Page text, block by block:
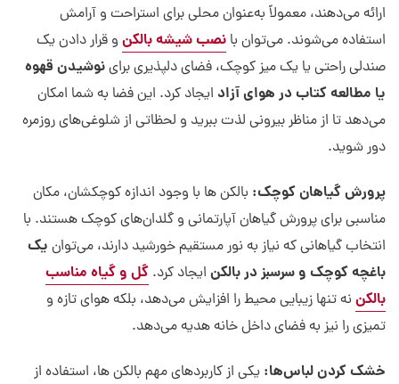
ارائه می‌دهند، معمولاً به‌عنوان محلی برای استراحت و آرامش
استفاده می‌شوند. می‌توان با نصب شیشه بالکن و قرار دادن یک
صندلی راحتی یا یک میز کوچک، فضای دلپذیری براینوشیدن قهوه
یا مطالعه کتاب در هوای آزاد ایجاد کرد. این فضا به شما امکان
می‌دهد تا از مناظر بیرونی لذت ببرید و لحظاتی از شلوغی‌های روزمره
دور شوید.
پرورش گیاهان کوچک: بالکن ها با وجود اندازه کوچکشان، مکان
مناسبی برای پرورش گیاهان آپارتمانی و گلدان‌های کوچک هستند. با
انتخاب گیاهانی که نیاز به نور مستقیم خورشید دارند، می‌توان یک
باغچه کوچک و سرسبز در بالکن ایجاد کرد. گل و گیاه مناسب
بالکن نه تنها زیبایی محیط را افزایش می‌دهد، بلکه هوای تازه و
تمیزی را نیز به فضای داخل خانه هدیه می‌دهد.
خشک کردن لباس‌ها: یکی از کاربردهای مهم بالکن ها، استفاده از